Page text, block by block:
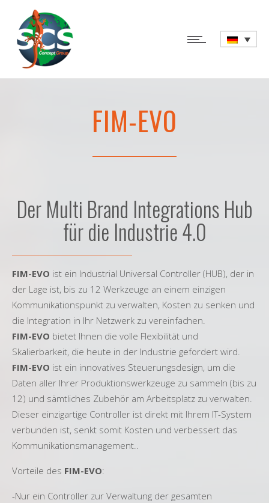
FIM-EVO
Der Multi Brand Integrations Hub
für die Industrie 4.0
FIM-EVO ist ein Industrial Universal Controller (HUB), der in
der Lage ist, bis zu 12 Werkzeuge an einem einzigen
Kommunikationspunkt zu verwalten, Kosten zu senken und
die Integration in Ihr Netzwerk zu vereinfachen.
FIM-EVO bietet Ihnen die volle Flexibilität und
Skalierbarkeit, die heute in der Industrie gefordert wird.
FIM-EVO ist ein innovatives Steuerungsdesign, um die
Daten aller Ihrer Produktionswerkzeuge zu sammeln (bis zu
12) und sämtliches Zubehör am Arbeitsplatz zu verwalten.
Dieser einzigartige Controller ist direkt mit Ihrem IT-System
verbunden ist, senkt somit Kosten und verbessert das
Kommunikationsmanagement..
Vorteile des FIM-EVO:
-Nur ein Controller zur Verwaltung der gesamten